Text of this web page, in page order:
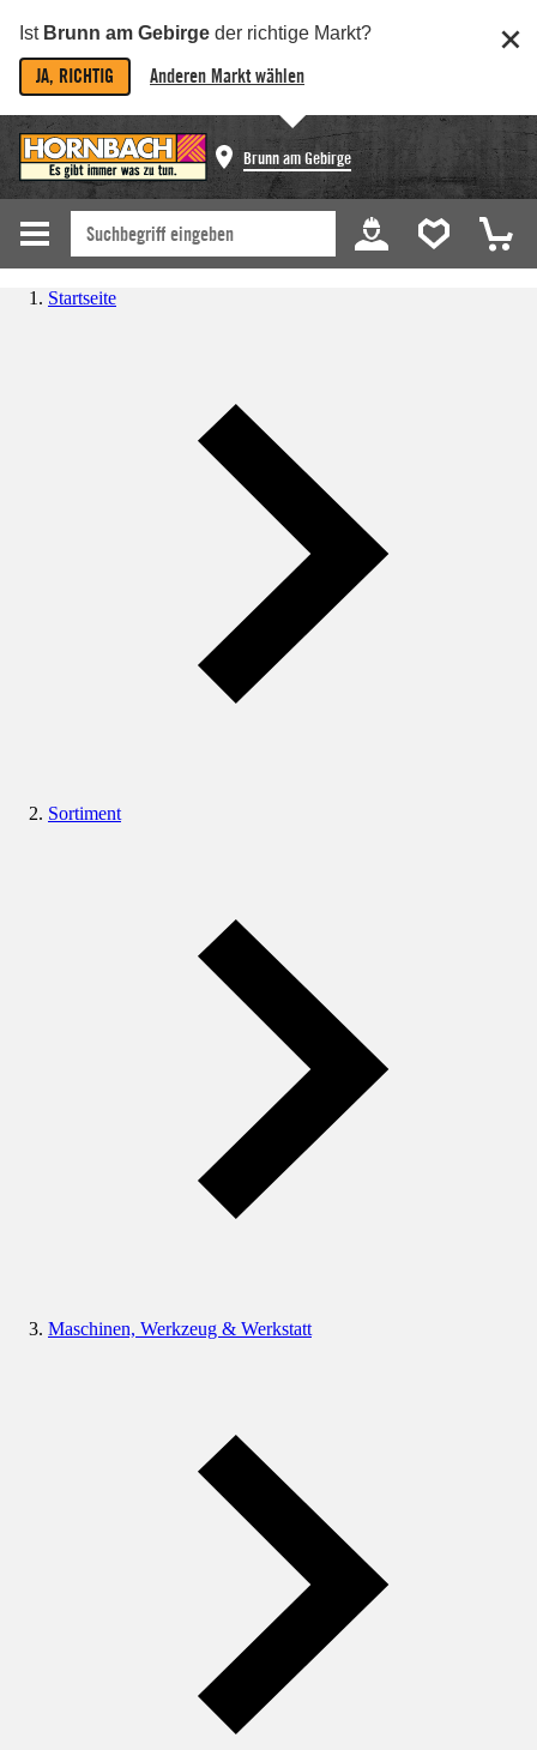
Ist Brunn am Gebirge der richtige Markt?
JA, RICHTIG Anderen Markt wählen
Brunn am Gebirge
Startseite
Sortiment
Maschinen, Werkzeug & Werkstatt